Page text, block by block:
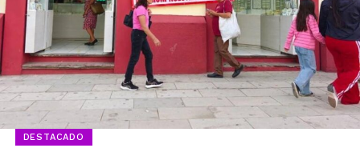
DESTACADO